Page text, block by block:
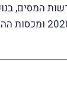
המסים,